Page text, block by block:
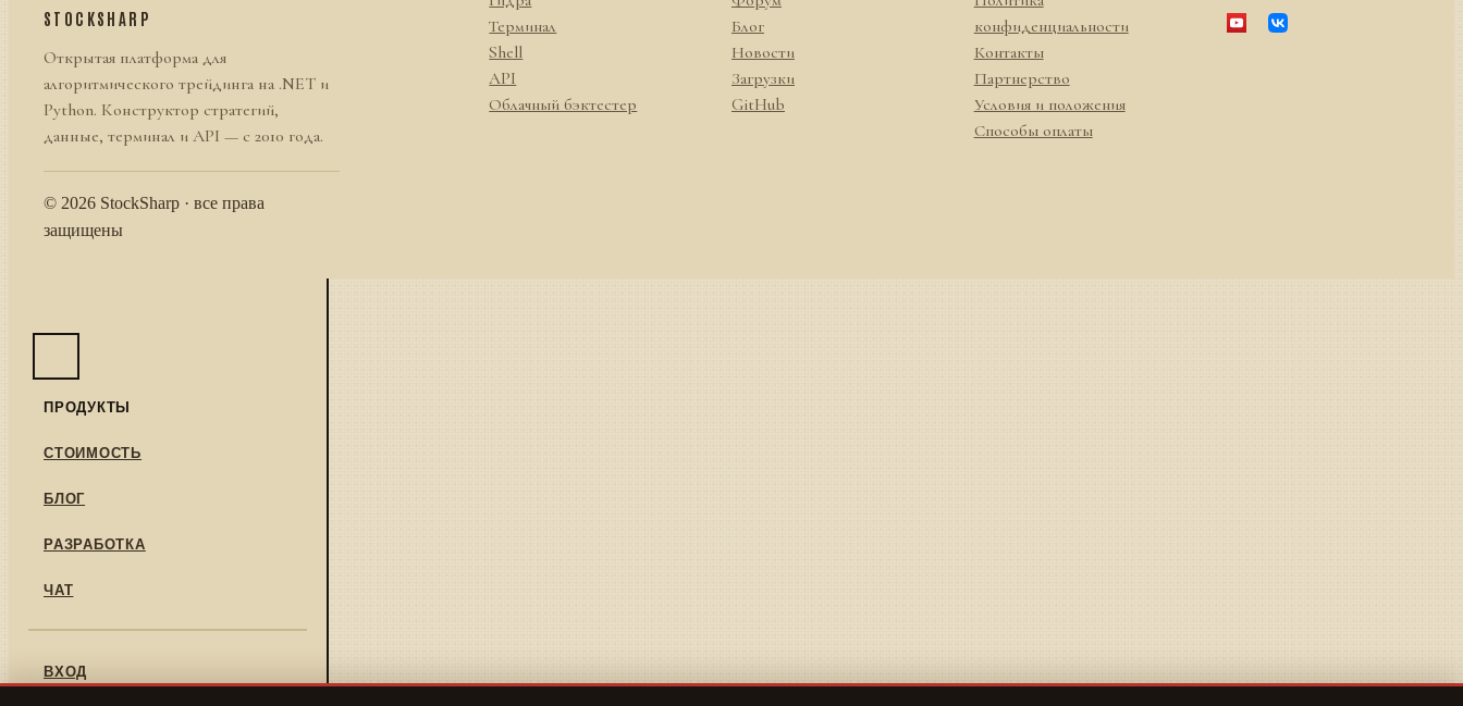
STOCKSHARP
Открытая платформа для
алгоритмического трейдинга на .NET и
Python. Конструктор стратегий,
данные, терминал и API — с 2010 года.
© 2026 StockSharp · все права
защищены
Терминал
Shell
API
Облачный бэктестер
Блог
Новости
Загрузки
GitHub
конфиденциальности
Контакты
Партнерство
Условия и положения
Способы оплаты
ПРОДУКТЫ
СТОИМОСТЬ
БЛОГ
РАЗРАБОТКА
ЧАТ
ВХОД